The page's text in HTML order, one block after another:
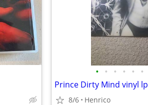
• • • • • •
Prince Dirty Mind vinyl lp
8/6 Henrico